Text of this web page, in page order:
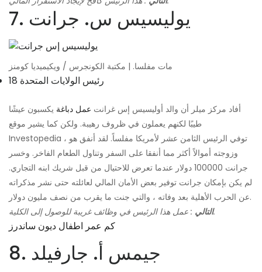
7. يوليسيس س. جرانت
مات مفلسا. | مكتبة الكونجرس / ويكيميديا ​​كومنز
18 رئيس الولايات المتحدة
أفاد مركز ميلر أن والد أوليسيس إس غرانت عمل دباغة يكسبون عيشًا
طيبًا لكنهم يعملون في ظروف رهيبة. ولكن كما يشير موقع
Investopedia ، توفي الرئيس الثامن عشر لأمريكا مفلساً. لقد أنفق هو
وزوجته أموالاً أكثر مما أنفقا على السفر وتناول الطعام الفاخر. وخسر
جرانت 100000 دولار عندما تعرض للاحتيال من قبل شريك ابنه التجاري.
لم يكن بإمكان جرانت توفير بعض الأمان المالي لعائلته حتى نشر مذكراته
عن الحرب الأهلية بعد وفاته ، والتي جنت ما يقرب من نصف مليون دولار.
التالي: عمل هذا الرئيس في وظائف غريبة للوصول إلى الكلية.
كم عمر اطفال ديون ساندرز
8. جيمس أ. جارفيلد